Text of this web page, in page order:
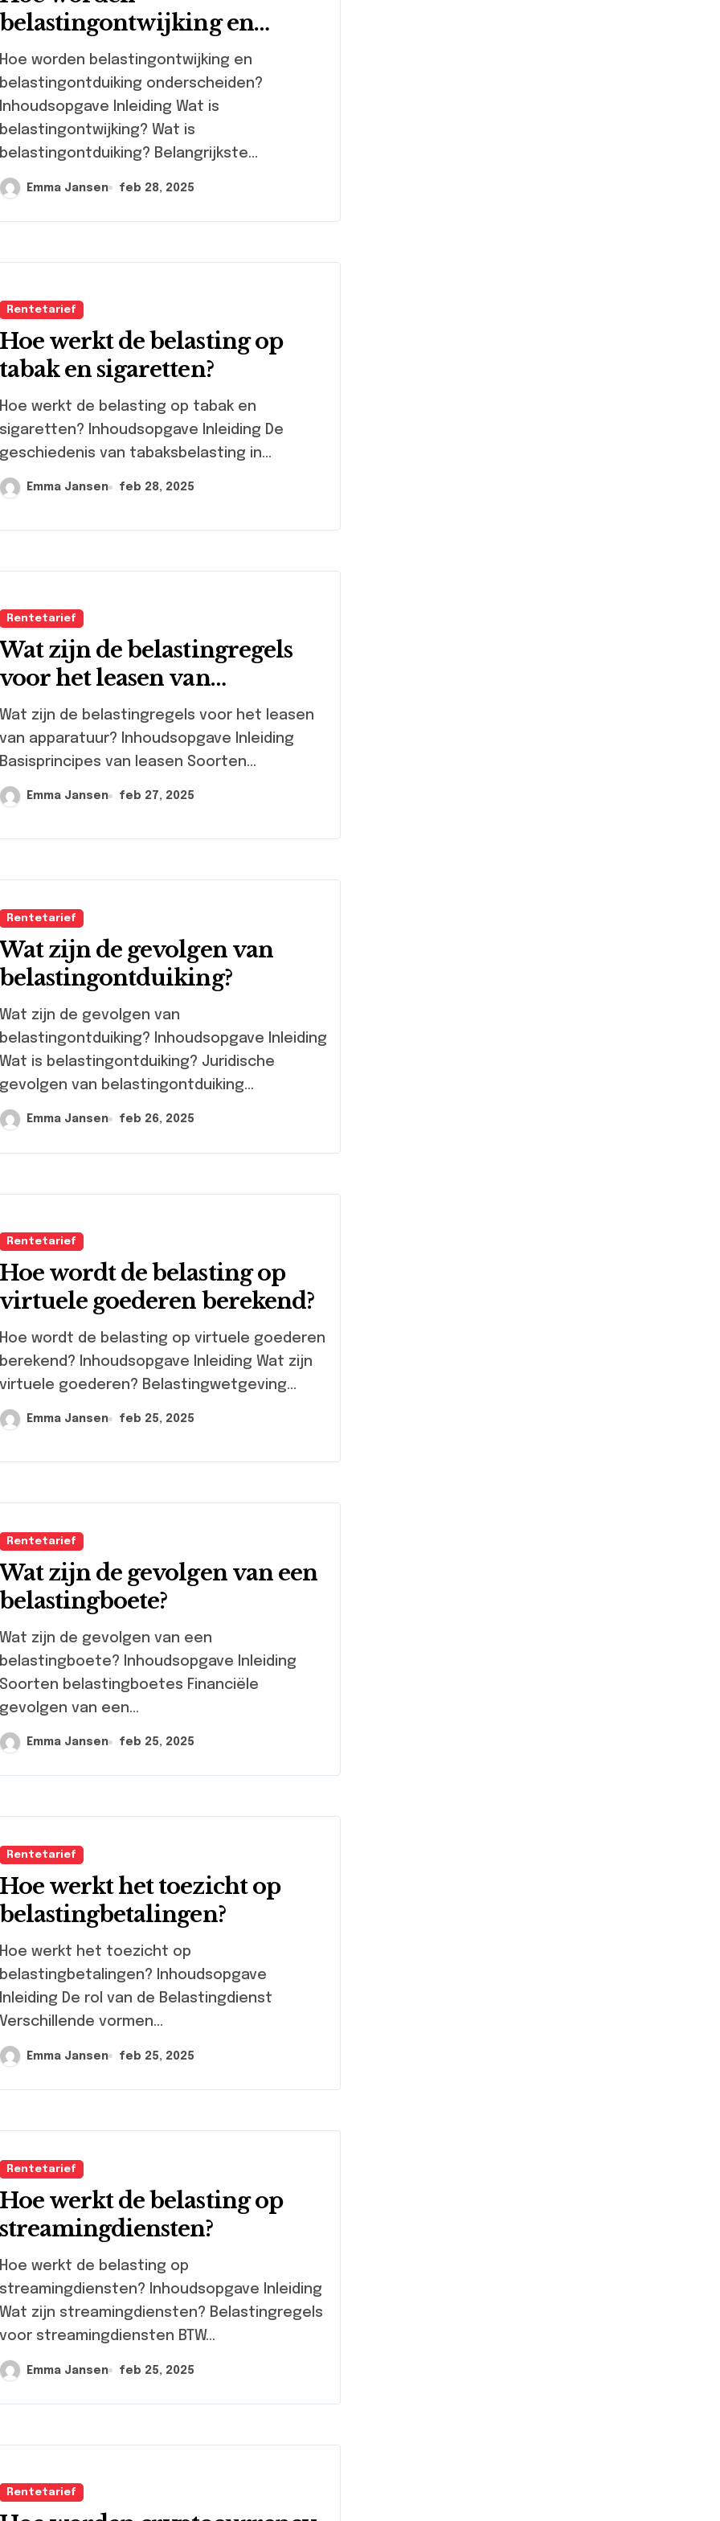
belastingontwijking en
belastingontduiking
onderscheiden?
Hoe worden belastingontwijking en
belastingontduiking onderscheiden?
Inhoudsopgave Inleiding Wat is
belastingontwijking? Wat is
belastingontduiking? Belangrijkste...
Emma Jansen feb 28, 2025
Rentetarief
Hoe werkt de belasting op
tabak en sigaretten?
Hoe werkt de belasting op tabak en
sigaretten? Inhoudsopgave Inleiding De
geschiedenis van tabaksbelasting in...
Emma Jansen feb 28, 2025
Rentetarief
Wat zijn de belastingregels
voor het leasen van
apparatuur?
Wat zijn de belastingregels voor het leasen
van apparatuur? Inhoudsopgave Inleiding
Basisprincipes van leasen Soorten...
Emma Jansen feb 27, 2025
Rentetarief
Wat zijn de gevolgen van
belastingontduiking?
Wat zijn de gevolgen van
belastingontduiking? Inhoudsopgave Inleiding
Wat is belastingontduiking? Juridische
gevolgen van belastingontduiking...
Emma Jansen feb 26, 2025
Rentetarief
Hoe wordt de belasting op
virtuele goederen berekend?
Hoe wordt de belasting op virtuele goederen
berekend? Inhoudsopgave Inleiding Wat zijn
virtuele goederen? Belastingwetgeving...
Emma Jansen feb 25, 2025
Rentetarief
Wat zijn de gevolgen van een
belastingboete?
Wat zijn de gevolgen van een
belastingboete? Inhoudsopgave Inleiding
Soorten belastingboetes Financiële
gevolgen van een...
Emma Jansen feb 25, 2025
Rentetarief
Hoe werkt het toezicht op
belastingbetalingen?
Hoe werkt het toezicht op
belastingbetalingen? Inhoudsopgave
Inleiding De rol van de Belastingdienst
Verschillende vormen...
Emma Jansen feb 25, 2025
Rentetarief
Hoe werkt de belasting op
streamingdiensten?
Hoe werkt de belasting op
streamingdiensten? Inhoudsopgave Inleiding
Wat zijn streamingdiensten? Belastingregels
voor streamingdiensten BTW...
Emma Jansen feb 25, 2025
Rentetarief